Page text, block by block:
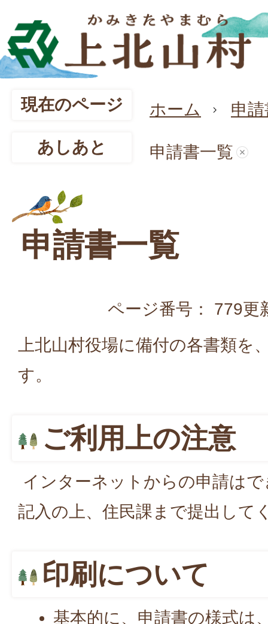
現在のページ ホーム 申
あしあと 申請書一覧
申請書一覧
ページ番号： 779更
上北山村役場に備付の各書類を
す。
ご利用上の注意
インターネットからの申請は
記入の上、住民課まで提出して
印刷について
基本的に、申請書の様式は